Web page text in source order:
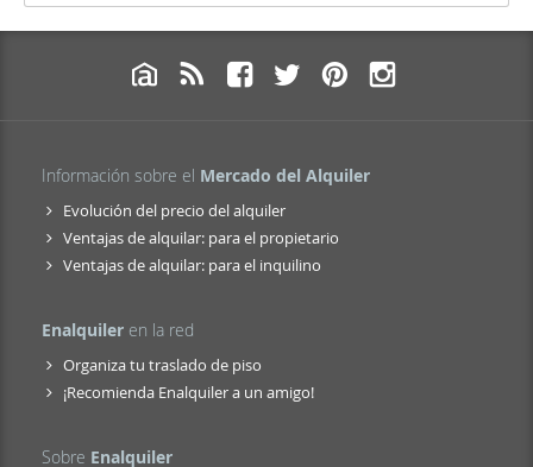
Información sobre el Mercado del Alquiler
Evolución del precio del alquiler
Ventajas de alquilar: para el propietario
Ventajas de alquilar: para el inquilino
Enalquiler en la red
Organiza tu traslado de piso
¡Recomienda Enalquiler a un amigo!
Sobre Enalquiler